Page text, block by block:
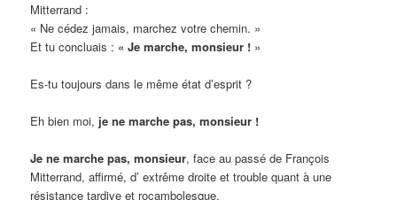
Mitterrand :
« Ne cédez jamais, marchez votre chemin. »
Et tu concluais : « Je marche, monsieur ! »
Es-tu toujours dans le même état d’esprit ?
Eh bien moi, je ne marche pas, monsieur !
Je ne marche pas, monsieur, face au passé de François
Mitterrand, affirmé, d’ extrême droite et trouble quant à une
résistance tardive et rocambolesque.